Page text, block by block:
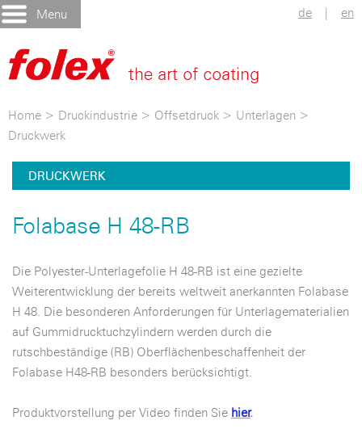
Menu de | en
Home > Druckindustrie > Offsetdruck > Unterlagen >
Druckwerk
DRUCKWERK
Folabase H 48-RB
Die Polyester-Unterlagefolie H 48-RB ist eine gezielte
Weiterentwicklung der bereits weltweit anerkannten Folabase
H 48. Die besonderen Anforderungen für Unterlagematerialien
auf Gummidrucktuchzylindern werden durch die
rutschbeständige (RB) Oberflächenbeschaffenheit der
Folabase H48-RB besonders berücksichtigt.
Produktvorstellung per Video finden Sie hier.